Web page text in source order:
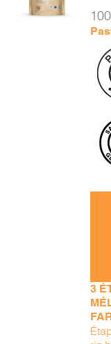
/
DÉTAILS
3